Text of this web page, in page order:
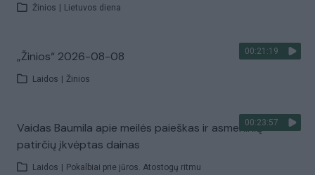
Žinios Lietuvos diena
00:21:19
„Žinios“ 2026-08-08
Laidos Žinios
00:23:57
Vaidas Baumila apie meilės paieškas ir asmeninių
patirčių įkvėptas dainas
Laidos Pokalbiai prie jūros. Atostogų ritmu